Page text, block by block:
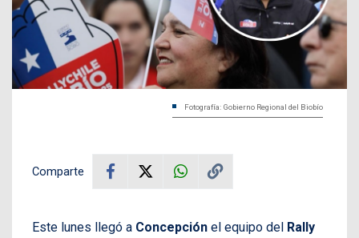
Fotografía: Gobierno Regional del Biobío
Comparte
Este lunes llegó a Concepción el equipo del Rally